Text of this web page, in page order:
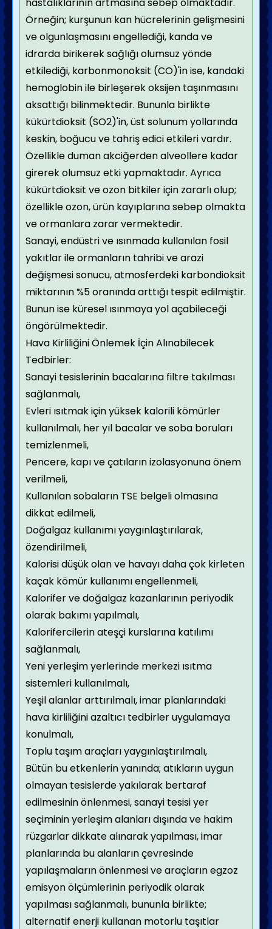
Örneğin; kurşunun kan hücrelerinin gelişmesini
ve olgunlaşmasını engellediği, kanda ve
idrarda birikerek sağlığı olumsuz yönde
etkilediği, karbonmonoksit (CO)'in ise, kandaki
hemoglobin ile birleşerek oksijen taşınmasını
aksattığı bilinmektedir. Bununla birlikte
kükürtdioksit (SO2)'in, üst solunum yollarında
keskin, boğucu ve tahriş edici etkileri vardır.
Özellikle duman akciğerden alveollere kadar
girerek olumsuz etki yapmaktadır. Ayrıca
kükürtdioksit ve ozon bitkiler için zararlı olup;
özellikle ozon, ürün kayıplarına sebep olmakta
ve ormanlara zarar vermektedir.
Sanayi, endüstri ve ısınmada kullanılan fosil
yakıtlar ile ormanların tahribi ve arazi
değişmesi sonucu, atmosferdeki karbondioksit
miktarının %5 oranında arttığı tespit edilmiştir.
Bunun ise küresel ısınmaya yol açabileceği
öngörülmektedir.
Hava Kirliliğini Önlemek İçin Alınabilecek
Tedbirler:
Sanayi tesislerinin bacalarına filtre takılması
sağlanmalı,
Evleri ısıtmak için yüksek kalorili kömürler
kullanılmalı, her yıl bacalar ve soba boruları
temizlenmeli,
Pencere, kapı ve çatıların izolasyonuna önem
verilmeli,
Kullanılan sobaların TSE belgeli olmasına
dikkat edilmeli,
Doğalgaz kullanımı yaygınlaştırılarak,
özendirilmeli,
Kalorisi düşük olan ve havayı daha çok kirleten
kaçak kömür kullanımı engellenmeli,
Kalorifer ve doğalgaz kazanlarının periyodik
olarak bakımı yapılmalı,
Kalorifercilerin ateşçi kurslarına katılımı
sağlanmalı,
Yeni yerleşim yerlerinde merkezi ısıtma
sistemleri kullanılmalı,
Yeşil alanlar arttırılmalı, imar planlarındaki
hava kirliliğini azaltıcı tedbirler uygulamaya
konulmalı,
Toplu taşım araçları yaygınlaştırılmalı,
Bütün bu etkenlerin yanında; atıkların uygun
olmayan tesislerde yakılarak bertaraf
edilmesinin önlenmesi, sanayi tesisi yer
seçiminin yerleşim alanları dışında ve hakim
rüzgarlar dikkate alınarak yapılması, imar
planlarında bu alanların çevresinde
yapılaşmaların önlenmesi ve araçların egzoz
emisyon ölçümlerinin periyodik olarak
yapılması sağlanmalı, bununla birlikte;
alternatif enerji kullanan motorlu taşıtlar